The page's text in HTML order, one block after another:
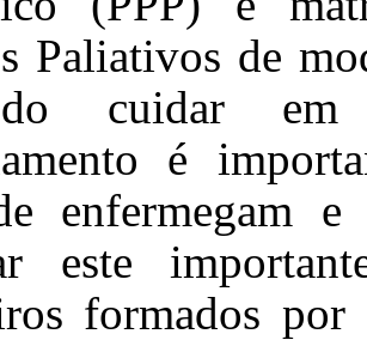
Paliativos de
cuidar em
é
enfermegam
este
formados